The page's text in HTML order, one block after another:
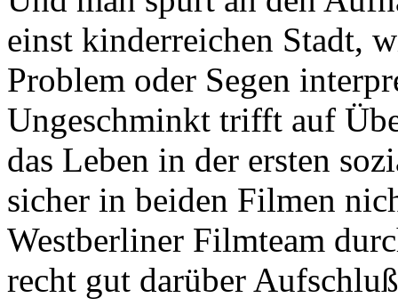
einst kinderreichen Stadt,
Problem oder Segen
Ungeschminkt trifft auf
das Leben in der ersten
sicher in beiden Filmen
Westberliner Filmteam
recht gut darüber